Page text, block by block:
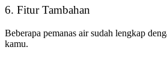
6. Fitur Tambahan
Beberapa pemanas air sudah lengkap
kamu.